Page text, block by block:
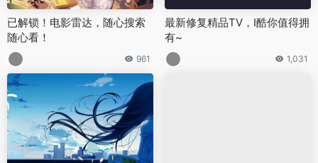
已解锁！电影雷达，随心搜索
随心看！
961
最新修复精品TV，I酷你值得拥
有~
1,031